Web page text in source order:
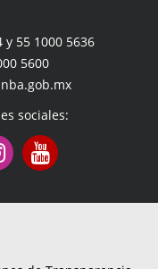
y 55 1000 5636
5600
sociales: